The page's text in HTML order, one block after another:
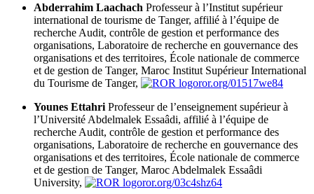
Abderrahim Laachach Professeur à l’Institut supérieur
international de tourisme de Tanger, affilié à l’équipe de
recherche Audit, contrôle de gestion et performance des
organisations, Laboratoire de recherche en gouvernance des
organisations et des territoires, École nationale de commerce
et de gestion de Tanger, Maroc Institut Supérieur International
du Tourisme de Tanger,
ror.org/01517we84
Younes Ettahri Professeur de l’enseignement supérieur à
l’Université Abdelmalek Essaâdi, affilié à l’équipe de
recherche Audit, contrôle de gestion et performance des
organisations, Laboratoire de recherche en gouvernance des
organisations et des territoires, École nationale de commerce
et de gestion de Tanger, Maroc Abdelmalek Essaâdi
University,
ror.org/03c4shz64